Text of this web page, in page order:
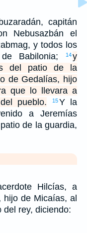
capitán
Nebusazbán el
y todos los
Babilonia;
14y
del patio de la
de Gedalías, hijo
que lo llevara a
pueblo.
15Y la
a Jeremías
de la guardia,
Hilcías, a
hijo de Micaías, al
del rey, diciendo: